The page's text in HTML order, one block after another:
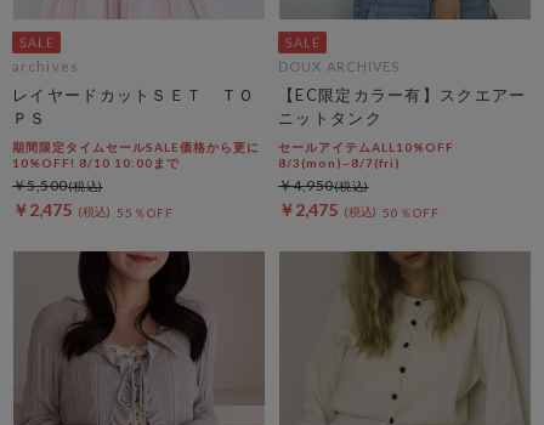
archives
レイヤードカットＳＥＴ ＴＯ
ＰＳ
期間限定タイムセールSALE価格から更に
10%OFF! 8/10 10:00まで
￥2,475 55％OFF
￥5,500
DOUX ARCHIVES
【EC限定カラー有】スクエアー
ニットタンク
セールアイテムALL10%OFF
8/3(mon)~8/7(fri)
￥2,475 50％OFF
￥4,950